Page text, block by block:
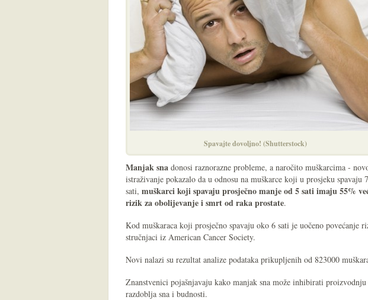
Spavajte dovoljno! (Shutterstock)
Manjak sna donosi raznorazne probleme, a naročito muškarcima -
istraživanje pokazalo da u odnosu na muškarce koji u prosjeku spavaju 7
sati, muškarci koji spavaju prosječno manje od 5 sati imaju 55%
rizik za obolijevanje i smrt od raka prostate.
Kod muškaraca koji prosječno spavaju oko 6 sati je uočeno povećanje
stručnjaci iz American Cancer Society.
Novi nalazi su rezultat analize podataka prikupljenih od 823000
Znanstvenici pojašnjavaju kako manjak sna može inhibirati
razdoblja sna i budnosti.